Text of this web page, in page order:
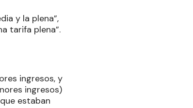
y la plena”,
tarifa plena”.
ingresos, y
ingresos)
estaban